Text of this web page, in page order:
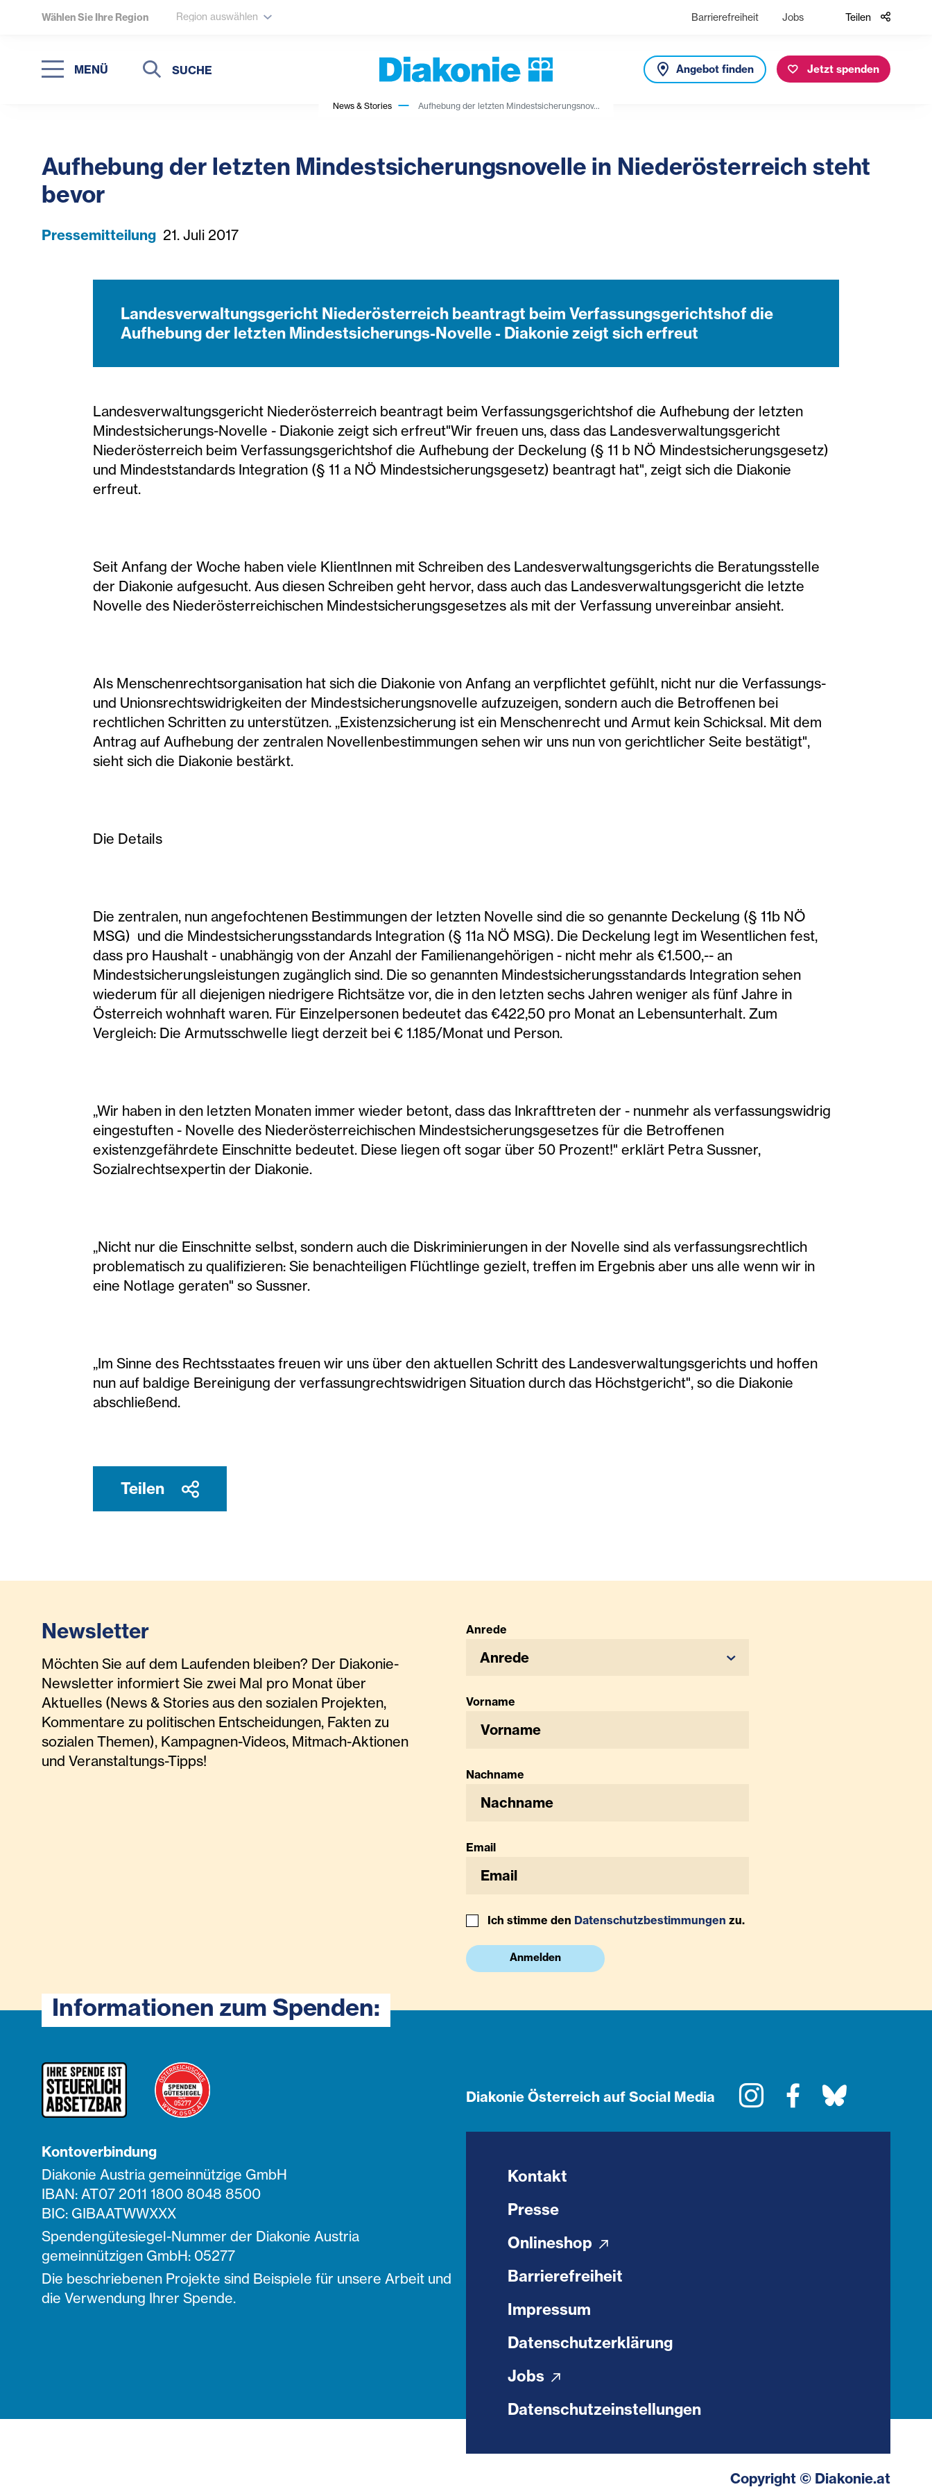
Wählen Sie Ihre Region Region auswählen Barrierefreiheit Jobs Teilen
MENÜ
Suche
Suche
Angebot finden Jetzt spenden
News & Stories Aufhebung der letzten Mindestsicherungsnov...
Aufhebung der letzten Mindestsicherungsnovelle in Niederösterreich steht
bevor
Pressemitteilung 21. Juli 2017
Landesverwaltungsgericht Niederösterreich beantragt beim Verfassungsgerichtshof die
Aufhebung der letzten Mindestsicherungs-Novelle - Diakonie zeigt sich erfreut
Landesverwaltungsgericht Niederösterreich beantragt beim Verfassungsgerichtshof die Aufhebung der letzten
Mindestsicherungs-Novelle - Diakonie zeigt sich erfreut"Wir freuen uns, dass das Landesverwaltungsgericht
Niederösterreich beim Verfassungsgerichtshof die Aufhebung der Deckelung (§ 11 b NÖ Mindestsicherungsgesetz)
und Mindeststandards Integration (§ 11 a NÖ Mindestsicherungsgesetz) beantragt hat", zeigt sich die Diakonie
erfreut.
Seit Anfang der Woche haben viele KlientInnen mit Schreiben des Landesverwaltungsgerichts die Beratungsstelle
der Diakonie aufgesucht. Aus diesen Schreiben geht hervor, dass auch das Landesverwaltungsgericht die letzte
Novelle des Niederösterreichischen Mindestsicherungsgesetzes als mit der Verfassung unvereinbar ansieht.
Als Menschenrechtsorganisation hat sich die Diakonie von Anfang an verpflichtet gefühlt, nicht nur die Verfassungs-
und Unionsrechtswidrigkeiten der Mindestsicherungsnovelle aufzuzeigen, sondern auch die Betroffenen bei
rechtlichen Schritten zu unterstützen. „Existenzsicherung ist ein Menschenrecht und Armut kein Schicksal. Mit dem
Antrag auf Aufhebung der zentralen Novellenbestimmungen sehen wir uns nun von gerichtlicher Seite bestätigt",
sieht sich die Diakonie bestärkt.
Die Details
Die zentralen, nun angefochtenen Bestimmungen der letzten Novelle sind die so genannte Deckelung (§ 11b NÖ
MSG) und die Mindestsicherungsstandards Integration (§ 11a NÖ MSG). Die Deckelung legt im Wesentlichen fest,
dass pro Haushalt - unabhängig von der Anzahl der Familienangehörigen - nicht mehr als €1.500,-- an
Mindestsicherungsleistungen zugänglich sind. Die so genannten Mindestsicherungsstandards Integration sehen
wiederum für all diejenigen niedrigere Richtsätze vor, die in den letzten sechs Jahren weniger als fünf Jahre in
Österreich wohnhaft waren. Für Einzelpersonen bedeutet das €422,50 pro Monat an Lebensunterhalt. Zum
Vergleich: Die Armutsschwelle liegt derzeit bei € 1.185/Monat und Person.
„Wir haben in den letzten Monaten immer wieder betont, dass das Inkrafttreten der - nunmehr als verfassungswidrig
eingestuften - Novelle des Niederösterreichischen Mindestsicherungsgesetzes für die Betroffenen
existenzgefährdete Einschnitte bedeutet. Diese liegen oft sogar über 50 Prozent!" erklärt Petra Sussner,
Sozialrechtsexpertin der Diakonie.
„Nicht nur die Einschnitte selbst, sondern auch die Diskriminierungen in der Novelle sind als verfassungsrechtlich
problematisch zu qualifizieren: Sie benachteiligen Flüchtlinge gezielt, treffen im Ergebnis aber uns alle wenn wir in
eine Notlage geraten" so Sussner.
„Im Sinne des Rechtsstaates freuen wir uns über den aktuellen Schritt des Landesverwaltungsgerichts und hoffen
nun auf baldige Bereinigung der verfassungrechtswidrigen Situation durch das Höchstgericht", so die Diakonie
abschließend.
Teilen
Newsletter
Möchten Sie auf dem Laufenden bleiben? Der Diakonie-
Newsletter informiert Sie zwei Mal pro Monat über
Aktuelles (News & Stories aus den sozialen Projekten,
Kommentare zu politischen Entscheidungen, Fakten zu
sozialen Themen), Kampagnen-Videos, Mitmach-Aktionen
und Veranstaltungs-Tipps!
Anrede
Anrede
Vorname
Nachname
Email
Ich stimme den Datenschutzbestimmungen zu.
Anmelden
Informationen zum Spenden:
Kontoverbindung
Diakonie Austria gemeinnützige GmbH
IBAN: AT07 2011 1800 8048 8500
BIC: GIBAATWWXXX
Spendengütesiegel-Nummer der Diakonie Austria
gemeinnützigen GmbH: 05277
Die beschriebenen Projekte sind Beispiele für unsere Arbeit und
die Verwendung Ihrer Spende.
Diakonie Österreich auf Social Media InstagramFacebook
Kontakt
Presse
Onlineshop
Barrierefreiheit
Impressum
Datenschutzerklärung
Jobs
Datenschutzeinstellungen
Copyright © Diakonie.at